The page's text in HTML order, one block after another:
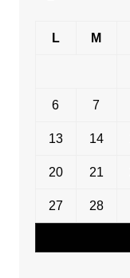
L M
6 7
13 14
20 21
27 28